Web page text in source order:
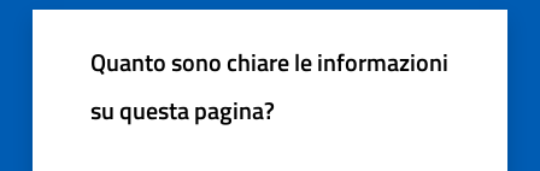
Quanto sono chiare le informazioni
su questa pagina?